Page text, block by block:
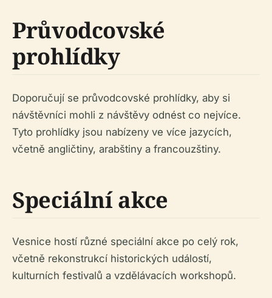
Průvodcovské
prohlídky
Doporučují se průvodcovské prohlídky, aby si
návštěvníci mohli z návštěvy odnést co nejvíce.
Tyto prohlídky jsou nabízeny ve více jazycích,
včetně angličtiny, arabštiny a francouzštiny.
Speciální akce
Vesnice hostí různé speciální akce po celý rok,
včetně rekonstrukcí historických událostí,
kulturních festivalů a vzdělávacích workshopů.